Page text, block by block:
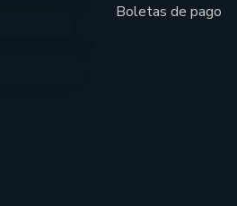
Boletas de pago